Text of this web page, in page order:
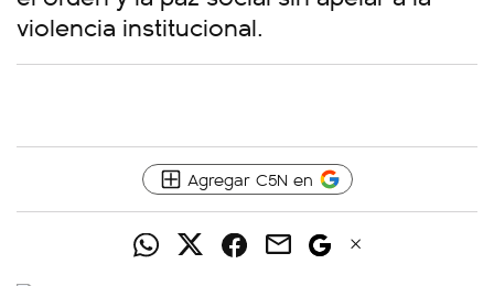
violencia institucional.
Agregar C5N en